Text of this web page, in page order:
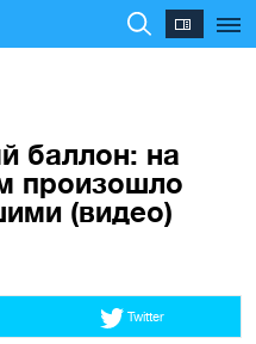
баллон: на
произошло
(видео)
Twitter